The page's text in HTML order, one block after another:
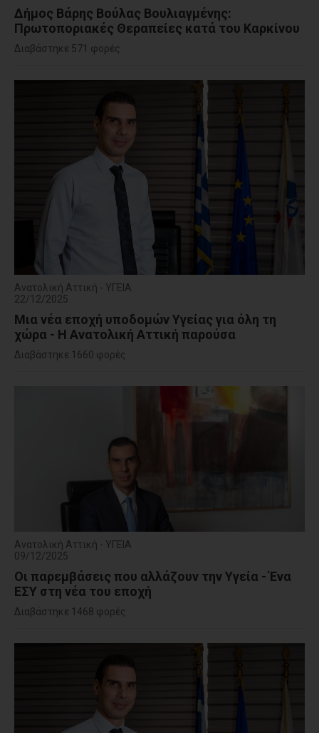
Δήμος Βάρης Βούλας Βουλιαγμένης:
Πρωτοποριακές Θεραπείες κατά του Καρκίνου
Διαβάστηκε 571 φορές
Ανατολική Αττική - ΥΓΕΙΑ
22/12/2025
Μια νέα εποχή υποδομών Υγείας για όλη τη
χώρα - Η Ανατολική Αττική παρούσα
Διαβάστηκε 1660 φορές
Ανατολική Αττική - ΥΓΕΙΑ
09/12/2025
Οι παρεμβάσεις που αλλάζουν την Υγεία - Ένα
ΕΣΥ στη νέα του εποχή
Διαβάστηκε 1468 φορές